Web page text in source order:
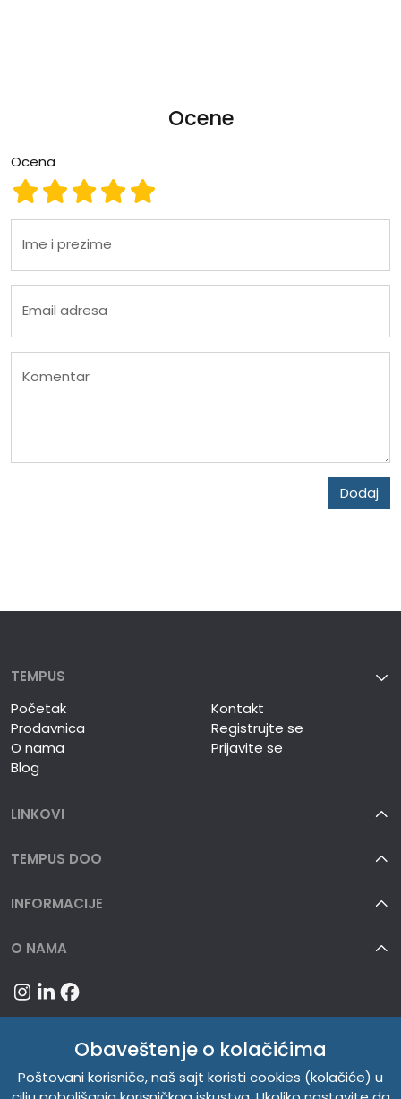
Ocene
Ocena
Ocena 5
Ocena 4
Ocena 3
Ocena 2
Ocena 1
Ime i prezime
Email adresa
Komentar
Dodaj
TEMPUS
Početak
Prodavnica
O nama
Blog
Kontakt
Registrujte se
Prijavite se
LINKOVI
TEMPUS DOO
INFORMACIJE
O NAMA
Obaveštenje o kolačićima
Poštovani korisniče, naš sajt koristi cookies (kolačiće) u